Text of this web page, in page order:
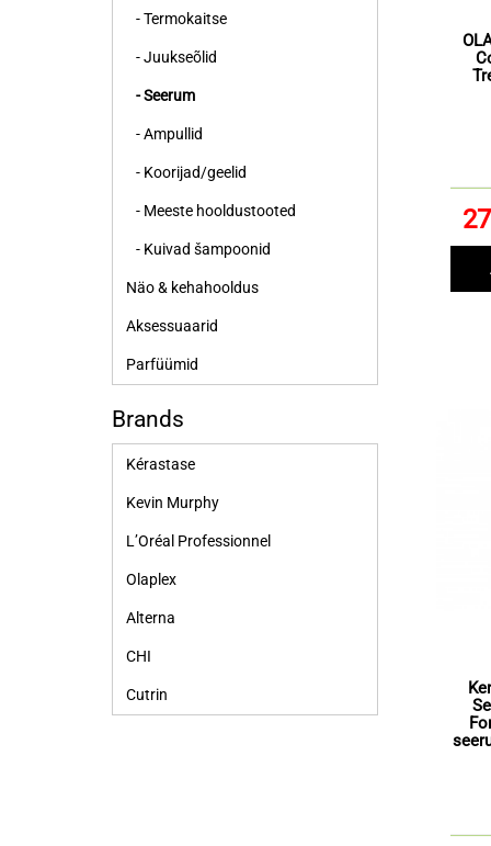
- Termokaitse
- Juukseõlid
- Seerum
- Ampullid
- Koorijad/geelid
- Meeste hooldustooted
- Kuivad šampoonid
Näo & kehahooldus
Aksessuaarid
Parfüümid
Brands
Kérastase
Kevin Murphy
L’Oréal Professionnel
Olaplex
Alterna
CHI
Cutrin